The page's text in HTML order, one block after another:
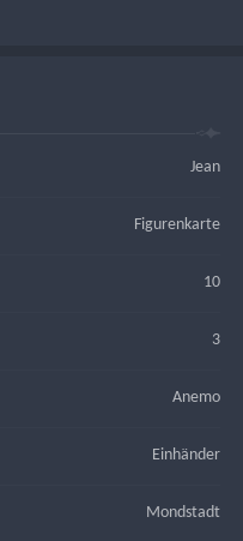
Jean
Figurenkarte
10
3
Anemo
Einhänder
Mondstadt